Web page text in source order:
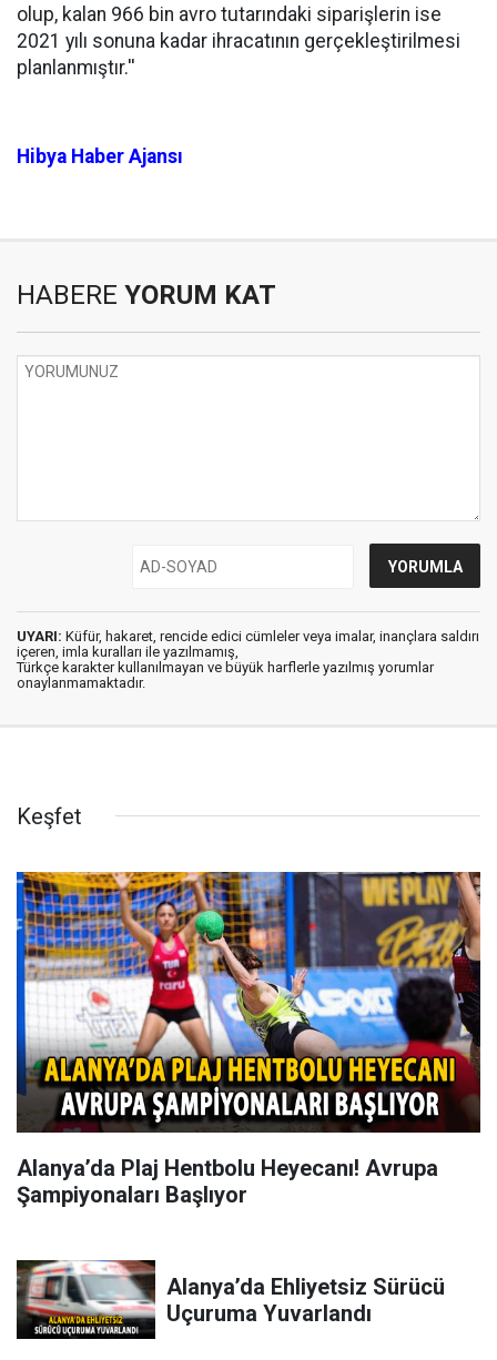
olup, kalan 966 bin avro tutarındaki siparişlerin ise
2021 yılı sonuna kadar ihracatının gerçekleştirilmesi
planlanmıştır.''
Hibya Haber Ajansı
HABERE YORUM KAT
UYARI: Küfür, hakaret, rencide edici cümleler veya imalar, inançlara saldırı
içeren, imla kuralları ile yazılmamış,
Türkçe karakter kullanılmayan ve büyük harflerle yazılmış yorumlar
onaylanmamaktadır.
Keşfet
Alanya’da Plaj Hentbolu Heyecanı! Avrupa
Şampiyonaları Başlıyor
Alanya’da Ehliyetsiz Sürücü
Uçuruma Yuvarlandı